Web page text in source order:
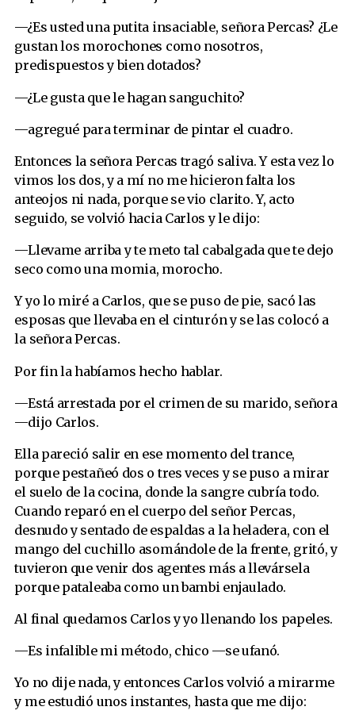
—¿Es usted una putita insaciable, señora Percas? ¿Le
gustan los morochones como nosotros,
predispuestos y bien dotados?
—¿Le gusta que le hagan sanguchito?
—agregué para terminar de pintar el cuadro.
Entonces la señora Percas tragó saliva. Y esta vez lo
vimos los dos, y a mí no me hicieron falta los
anteojos ni nada, porque se vio clarito. Y, acto
seguido, se volvió hacia Carlos y le dijo:
—Llevame arriba y te meto tal cabalgada que te dejo
seco como una momia, morocho.
Y yo lo miré a Carlos, que se puso de pie, sacó las
esposas que llevaba en el cinturón y se las colocó a
la señora Percas.
Por fin la habíamos hecho hablar.
—Está arrestada por el crimen de su marido, señora
—dijo Carlos.
Ella pareció salir en ese momento del trance,
porque pestañeó dos o tres veces y se puso a mirar
el suelo de la cocina, donde la sangre cubría todo.
Cuando reparó en el cuerpo del señor Percas,
desnudo y sentado de espaldas a la heladera, con el
mango del cuchillo asomándole de la frente, gritó, y
tuvieron que venir dos agentes más a llevársela
porque pataleaba como un bambi enjaulado.
Al final quedamos Carlos y yo llenando los papeles.
—Es infalible mi método, chico —se ufanó.
Yo no dije nada, y entonces Carlos volvió a mirarme
y me estudió unos instantes, hasta que me dijo: